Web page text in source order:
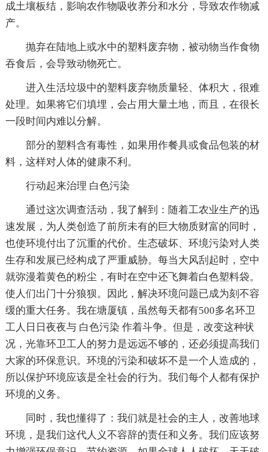
成土壤板结，影响农作物吸收养分和水分，导致农作物减
产。
抛弃在陆地上或水中的塑料废弃物，被动物当作食物
吞食后，会导致动物死亡。
进入生活垃圾中的塑料废弃物质量轻、体积大，很难
处理。如果将它们填埋，会占用大量土地，而且，在很长
一段时间内难以分解。
部分的塑料含有毒性，如果用作餐具或食品包装的材
料，这样对人体的健康不利。
行动起来治理 白色污染
通过这次调查活动，我了解到：随着工农业生产的迅
速发展，为人类创造了前所未有的巨大物质财富的同时，
也使环境付出了沉重的代价。生态破坏、环境污染对人类
生存和发展已经构成了严重威胁。每当大风刮起时，空中
就弥漫着黄色的粉尘，有时在空中还飞舞着白色塑料袋。
使人们出门十分狼狈。因此，解决环境问题已成为刻不容
缓的重大任务。我在塘厦镇，虽然每天都有500多名环卫
工人日日夜夜与 白色污染 作着斗争。但是，改变这种状
况，光靠环卫工人的努力是远远不够的，还必须提高我们
大家的环保意识。环境的污染和破坏不是一个人造成的，
所以保护环境应该是全社会的行为。我们每个人都有保护
环境的义务。
同时，我也懂得了：我们就是社会的主人，改善地球
环境，是我们这代人义不容辞的责任和义务。我们应该努